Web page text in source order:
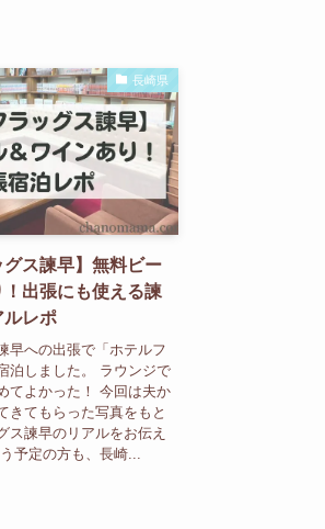
長崎県
グス諫早】無料ビー
出張にも使える諫
ルレポ
早への出張で「ホテルフ
泊しました。 ラウンジで
てよかった！ 今回は夫か
きてもらった写真をもと
ス諫早のリアルをお伝え
予定の方も、長崎...